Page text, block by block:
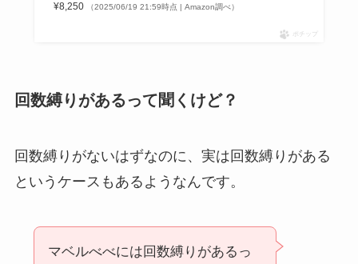
¥8,250 （2025/06/19 21:59時点 | Amazon調べ）
ポチップ
回数縛りがあるって聞くけど？
回数縛りがないはずなのに、実は回数縛りがある
というケースもあるようなんです。
マベルべべには回数縛りがあるっ